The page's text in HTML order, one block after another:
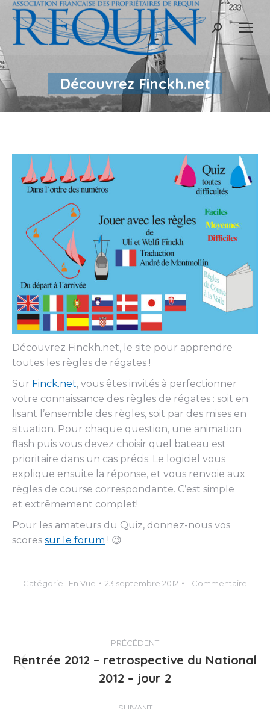
Recherche
Découvrez Finckh.net
Découvrez Finckh.net, le site pour apprendre
toutes les règles de régates !
Sur Finck.net, vous êtes invités à perfectionner
votre connaissance des règles de régates : soit en
lisant l’ensemble des règles, soit par des mises en
situation. Pour chaque question, une animation
flash puis vous devez choisir quel bateau est
prioritaire dans un cas précis. Le logiciel vous
explique ensuite la réponse, et vous renvoie aux
règles de course correspondante. C’est simple
et extrêmement complet!
Pour les amateurs du Quiz, donnez-nous vos
scores sur le forum ! 😉
Catégorie : En Vue 23 septembre 2012 1 Commentaire
Navigation
article
PRÉCÉDENT
Article
précédent
Rentrée 2012 – retrospective du National
2012 – jour 2